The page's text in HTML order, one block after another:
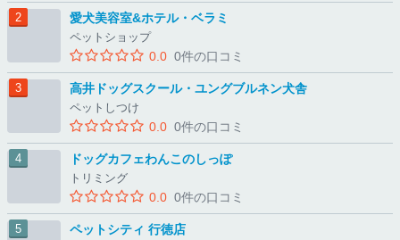
愛犬美容室&ホテル・ベラミ
ペットショップ
0.0 0件の口コミ
高井ドッグスクール・ユングブルネン犬舎
ペットしつけ
0.0 0件の口コミ
ドッグカフェわんこのしっぽ
トリミング
0.0 0件の口コミ
ペットシティ 行徳店